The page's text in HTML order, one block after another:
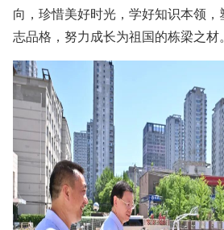
向，珍惜美好时光，学好知识本领
志品格，努力成长为祖国的栋梁之材